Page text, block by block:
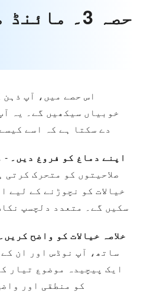
حصہ 3۔
اس حصے میں، آپ
خوبیاں سیکھیں گے۔ یہ
دے سکتا ہے کہ اسے
اپنے دماغ کو فروغ دیں۔ -
صلاحیتوں کو متحرک
خیالات کو نچوڑنے کے لیے
سکیں گے۔ متعدد دلچسپ
خلاصہ خیالات کو واضح کریں۔
ساتھ، آپ نوڈس اور ان
ایک پیچیدہ موضوع تیار
کو منطقی اور